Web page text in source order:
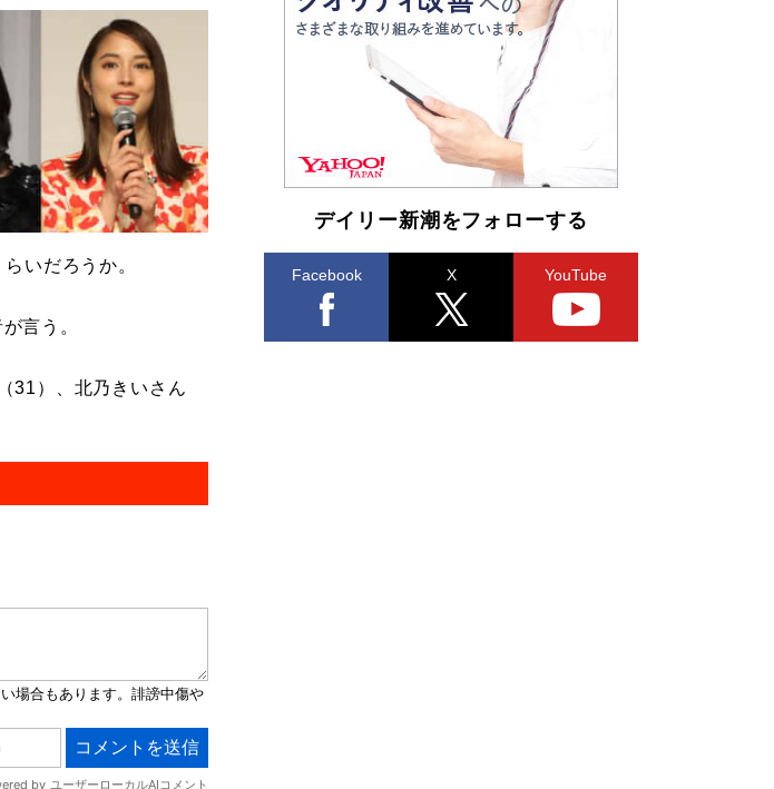
いだろうか。
言う。
31）、北乃きいさん
Book Bang
「不意に涙が出そうに…」高嶋政伸が明かし
た“13歳の娘を暴行する役”への葛藤 インティマ
シーコーディネーターに支えられたNHK『大奥』
Book Bang
デイリー新潮をフォローする
Facebook X YouTube